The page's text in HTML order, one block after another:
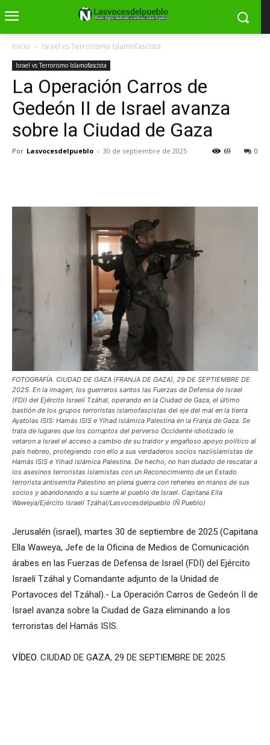
Inicio Israel vs Terrorismo Islamofascista
Israel vs Terrorismo Islamofascista
La Operación Carros de
Gedeón II de Israel avanza
sobre la Ciudad de Gaza
Por Lasvocesdelpueblo - 30 de septiembre de 2025 0
69
FOTOGRAFÍA. CIUDAD DE GAZA (FRANJA DE GAZA), 29 DE SEPTIEMBRE DE
2025. En la imagen, los guerreros santos las Fuerzas de Defensa de Israel
(FDI) del Ejército Israelí Tzáhal, operando en la Ciudad de Gaza, el último
bastión de los grupos terroristas islamofascistas del eje del mal en la tierra
Ayatolas ISIS: Hamás ISIS e Yihad islámica Palestina en la Franja de Gaza. Se
trata de lugares que los corruptos del perverso Occidente idiotizado le
vetaron a Israel el acceso a cambio de su traidor y engañoso apoyo político al
país hebreo, protegiendo con ello a sus verdaderos socios naziislamistas de
Hamás ISIS e Yihad islámica Palestina. De hecho, no han dudado de rescatar a
los asesinos terroristas islamistas con un Reconocimiento de un Estado
terrorista antisemita Palestino en plena guerra con rehenes en manos de sus
socios y abandonando a su suerte al pueblo de Israel. Capitana Ella
Waweya/Ejército Israelí Tzáhal/Lasvocesdelpueblo (Ñ Pueblo)
Jerusalén (israel), martes 30 de septiembre de 2025 (Capitana
Ella Waweya, Jefe de la Oficina de Medios de Comunicación
árabes en las Fuerzas de Defensa de Israel (FDI) del Ejército
Israelí Tzáhal y Comandante adjunto de la Unidad de
Portavoces del Tzáhal).- La Operación Carros de Gedeón II de
Israel avanza sobre la Ciudad de Gaza eliminando a los
terroristas del Hamás ISIS.
VÍDEO. CIUDAD DE GAZA, 29 DE SEPTIEMBRE DE 2025.